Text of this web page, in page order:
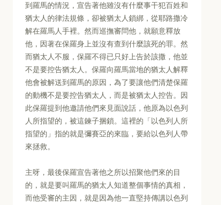
到羅馬的情況，宣告著他雖沒有什麼事干犯百姓和
猶太人的律法規條，卻被猶太人鎖綁，從耶路撒冷
解在羅馬人手裡。然而巡撫審問他，就願意釋放
他，因著在保羅身上並沒有查到什麼該死的罪。然
而猶太人不服，保羅不得已只好上告於該撒，他並
不是要控告猶太人。保羅向羅馬當地的猶太人解釋
他會被解送到羅馬的原因，為了要讓他們清楚保羅
的動機不是要控告猶太人，而是被猶太人控告。因
此保羅提到他邀請他們來見面說話，他原為以色列
人所指望的，被這鍊子捆鎖。這裡的「以色列人所
指望的」指的就是彌賽亞的來臨，要給以色列人帶
來拯救。
主呀，最後保羅宣告著他之所以招聚他們來的目
的，就是要叫羅馬的猶太人知道整個事情的真相，
而他受審的主因，就是因為他一直堅持傳講以色列